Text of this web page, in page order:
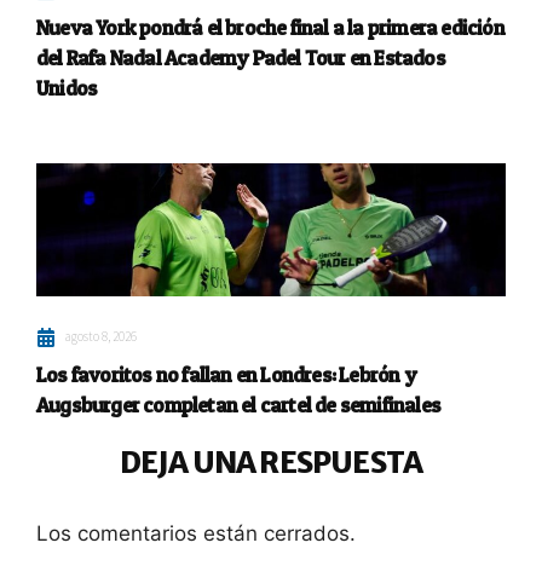
Nueva York pondrá el broche final a la primera edición
del Rafa Nadal Academy Padel Tour en Estados
Unidos
agosto 8, 2026
Los favoritos no fallan en Londres: Lebrón y
Augsburger completan el cartel de semifinales
DEJA UNA RESPUESTA
Los comentarios están cerrados.